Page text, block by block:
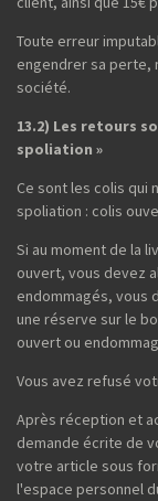
Toute erreur
engendrer sa perte,
société.
13.2) Les retours
spoliation »
Ce sont les colis qui
spoliation : colis
Si au moment de la
ouvert, vous devez
endommagés, vous
une réserve sur le
ouvert ou
Vous avez refusé
Après réception et
demande écrite de
votre article sous
l'espace personnel